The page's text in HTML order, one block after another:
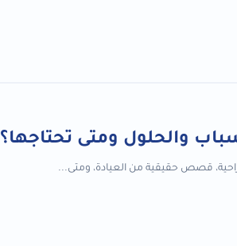
والحلول ومتى تحتاجها؟
قصص حقيقية من العيادة، ومتى...